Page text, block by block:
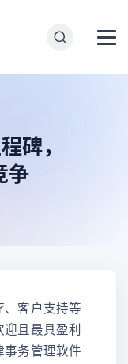
碑，
争
、客户支持等
且最具盈利
事务管理软件